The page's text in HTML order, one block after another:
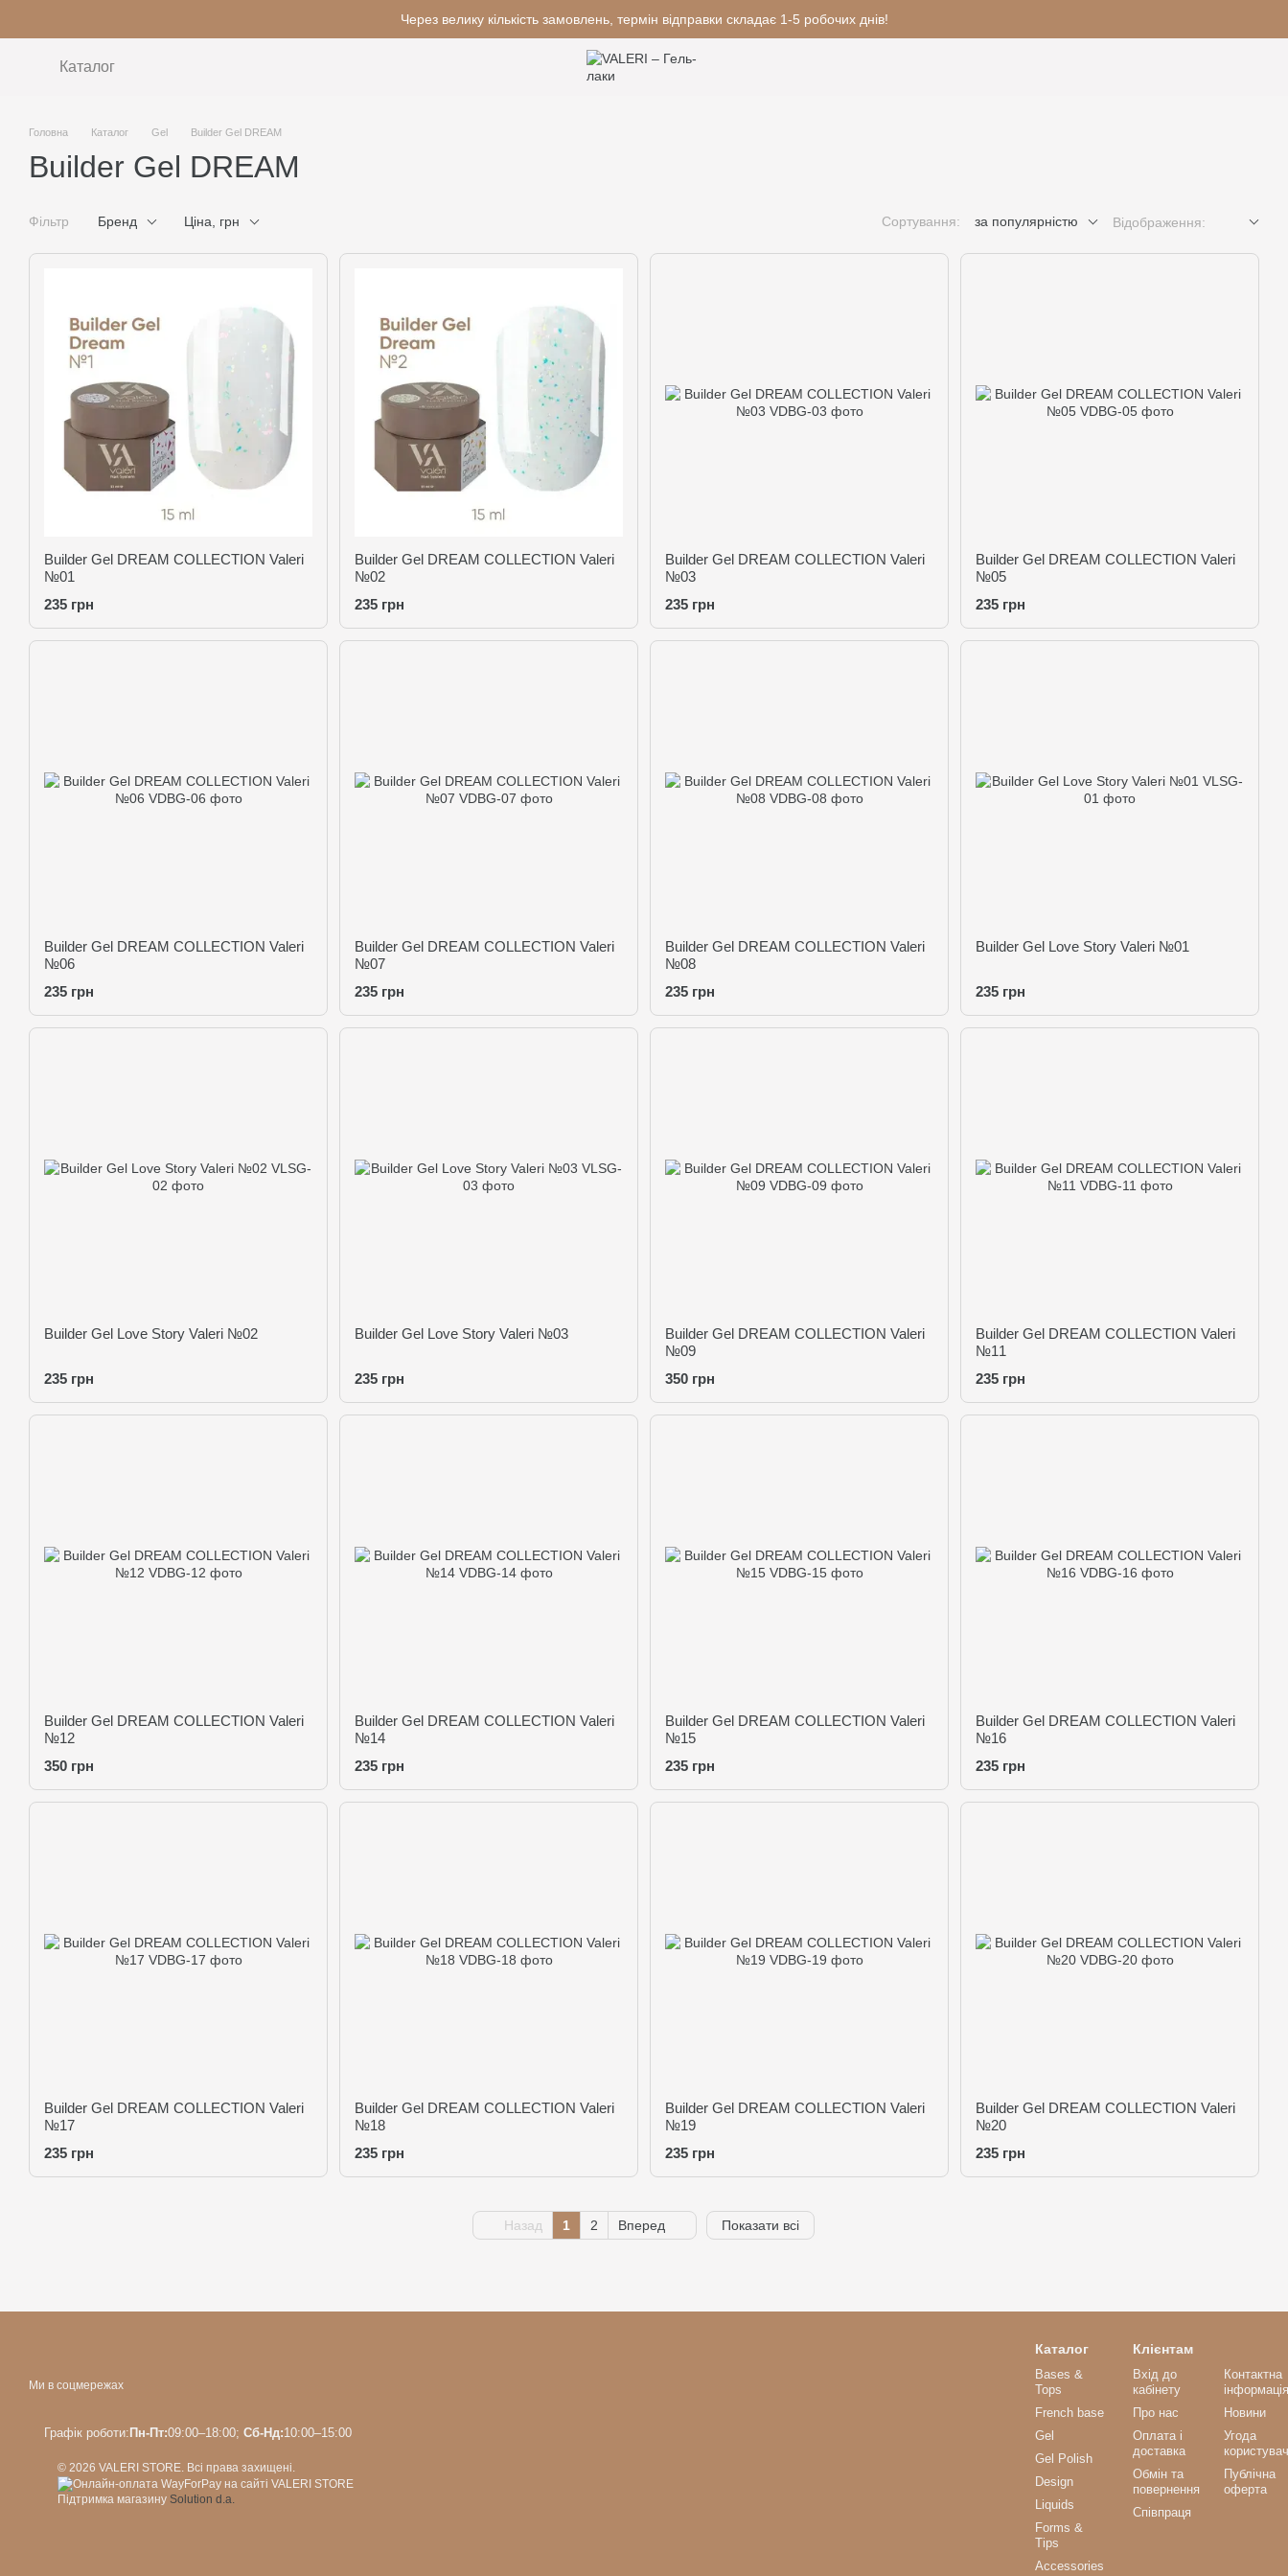
Через велику кількість замовлень, термін відправки складає 1-5 робочих днів!
Каталог
Головна Каталог Gel Builder Gel DREAM
Builder Gel DREAM
Фільтр Бренд Ціна, грн Сортування: за популярністю Відображення:
Builder Gel DREAM COLLECTION Valeri
№01
235 грн
Builder Gel DREAM COLLECTION Valeri
№02
235 грн
Builder Gel DREAM COLLECTION Valeri
№03
235 грн
Builder Gel DREAM COLLECTION Valeri
№05
235 грн
Builder Gel DREAM COLLECTION Valeri
№06
235 грн
Builder Gel DREAM COLLECTION Valeri
№07
235 грн
Builder Gel DREAM COLLECTION Valeri
№08
235 грн
Builder Gel Love Story Valeri №01
235 грн
Builder Gel Love Story Valeri №02
235 грн
Builder Gel Love Story Valeri №03
235 грн
Builder Gel DREAM COLLECTION Valeri
№09
350 грн
Builder Gel DREAM COLLECTION Valeri
№11
235 грн
Builder Gel DREAM COLLECTION Valeri
№12
350 грн
Builder Gel DREAM COLLECTION Valeri
№14
235 грн
Builder Gel DREAM COLLECTION Valeri
№15
235 грн
Builder Gel DREAM COLLECTION Valeri
№16
235 грн
Builder Gel DREAM COLLECTION Valeri
№17
235 грн
Builder Gel DREAM COLLECTION Valeri
№18
235 грн
Builder Gel DREAM COLLECTION Valeri
№19
235 грн
Builder Gel DREAM COLLECTION Valeri
№20
235 грн
Назад 1 2 Вперед Показати всі
Ми в соцмережах
Графік роботи: Пн-Пт:09:00–18:00; Сб-Нд:10:00–15:00
© 2026 VALERI STORE. Всі права захищені.
Підтримка магазину Solution d.a.
Каталог
Bases &
Tops
French base
Gel
Gel Polish
Design
Liquids
Forms &
Tips
Accessories
Клієнтам
Вхід до
кабінету
Про нас
Оплата і
доставка
Обмін та
повернення
Співпраця
Контактна
інформація
Новини
Угода
Публічна
оферта